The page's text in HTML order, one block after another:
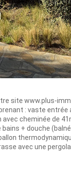
site www.plus-
: vaste entrée
cheminée de
+ douche
avec une